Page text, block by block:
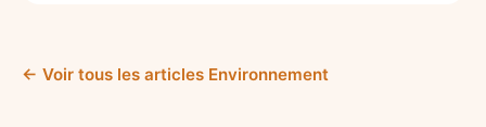
← Voir tous les articles Environnement